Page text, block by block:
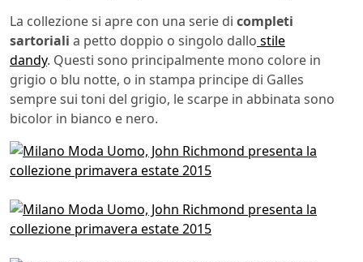
La collezione si apre con una serie di completi
sartoriali a petto doppio o singolo dallo stile
dandy. Questi sono principalmente mono colore in
grigio o blu notte, o in stampa principe di Galles
sempre sui toni del grigio, le scarpe in abbinata sono
bicolor in bianco e nero.